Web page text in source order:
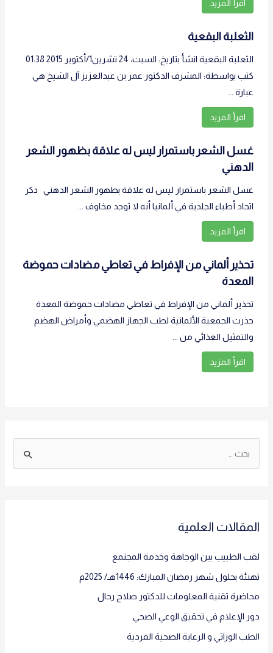
المقالات العلمية
لقب الطبيب بين الوجاهة وخدمة المجتمع
تهنئة بحلول شهر رمضان المبارك‎:‎ ‏1446هـ/ 2025م
محاضرة تقنية المعلومات للدكتور صلاح رحال
دور الإعلام في تحقيق الوعي الصحي
الطب الوراثي و الرعاية الصحية الفردية
اقرأ المزيد
الثعلبة البقعية
الثعلبة البقعية انشأ بتاريخ: السبت، 24 تشرين1/أكتوير 2015 01:38
كتب بواسطة: المشرف الدكتور عمر بن عبدالعزيز آل الشيخ هي
عبارة ...
اقرأ المزيد
غسل الشعر باستمرار ليس له علاقة بظهور الشعر
الدهني
غسل الشعر باستمرار ليس له علاقة بظهور الشعر الدهني ذكر
اتحاد أطباء الجلدية في ألمانيا أنه لا توجد مخاوف ...
اقرأ المزيد
تحذير ألماني من الإفراط في تعاطي مضادات حموضة
المعدة
تحذير ألماني من الإفراط في تعاطي مضادات حموضة المعدة
حذرت الجمعية الألمانية لطب الجهاز الهضمي وأمراض الهضم
والتمثيل الغذائي من ...
اقرأ المزيد